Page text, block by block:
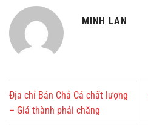
MINH LAN
Địa chỉ Bán Chả Cá chất lượng
– Giá thành phải chăng